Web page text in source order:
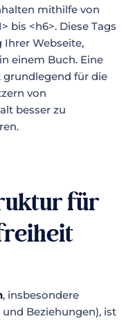
mithilfe von
bis <h6>. Diese Tags
Ihrer Webseite,
einem Buch. Eine
für die
von
besser zu
für
, insbesondere
Beziehungen), ist